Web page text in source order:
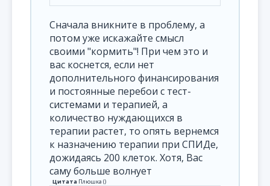
Сначала вникните в проблему, а
потом уже искажайте смысл
своими "кормить"! При чем это и
вас коснется, если нет
дополнительного финансирования
и постоянные перебои с тест-
системами и терапией, а
количество нуждающихся в
терапии растет, то опять вернемся
к назначению терапии при СПИДе,
дожидаясь 200 клеток. Хотя, Вас
саму больше волнует
Цитата Плюшка ()